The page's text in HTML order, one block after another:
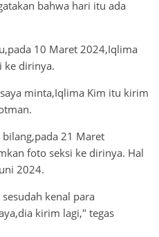
bahwa hari itu ada
10 Maret 2024,Iqlima
ke dirinya.
minta,Iqlima Kim itu kirim
21 Maret
foto seksi ke dirinya. Hal
2024.
kenal para
kirim lagi," tegas